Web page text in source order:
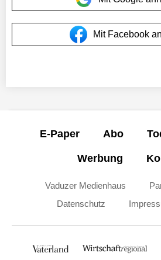
Mit Facebook
E-Paper Abo
Werbung
Vaduzer Medienhaus
Datenschutz